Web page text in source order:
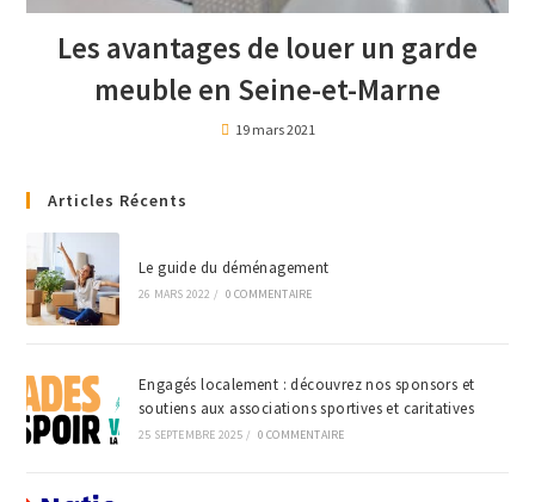
Les avantages de louer un garde
meuble en Seine-et-Marne
19 mars 2021
Articles Récents
Le guide du déménagement
26 MARS 2022 / 0 COMMENTAIRE
Engagés localement : découvrez nos sponsors et
soutiens aux associations sportives et caritatives
25 SEPTEMBRE 2025 / 0 COMMENTAIRE